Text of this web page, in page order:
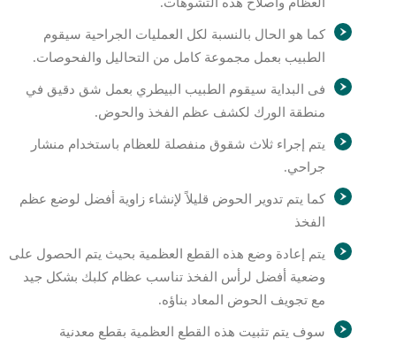
كما هو الحال بالنسبة لكل العمليات الجراحية سيقوم
الطبيب بعمل مجموعة كامل من التحاليل والفحوصات.
فى البداية سيقوم الطبيب البيطري بعمل شق دقيق في
منطقة الورك لكشف عظم الفخذ والحوض.
يتم إجراء ثلاث شقوق منفصلة للعظام باستخدام منشار
جراحي.
كما يتم تدوير الحوض قليلاً لإنشاء زاوية أفضل لوضع عظم
الفخذ
يتم إعادة وضع هذه القطع العظمية بحيث يتم الحصول على
وضعية أفضل لرأس الفخذ تناسب عظام كلبك بشكل جيد
مع تجويف الحوض المعاد بناؤه.
سوف يتم تثبيت هذه القطع العظمية بقطع معدنية